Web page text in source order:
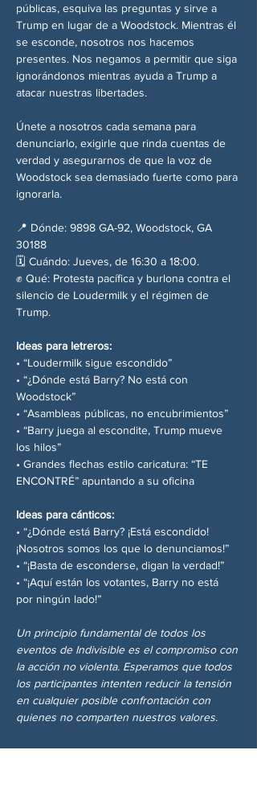
públicas, esquiva las preguntas y sirve a
Trump en lugar de a Woodstock. Mientras él
se esconde, nosotros nos hacemos
presentes. Nos negamos a permitir que siga
ignorándonos mientras ayuda a Trump a
atacar nuestras libertades.
Únete a nosotros cada semana para
denunciarlo, exigirle que rinda cuentas de
verdad y asegurarnos de que la voz de
Woodstock sea demasiado fuerte como para
ignorarla.
📍 Dónde: 9898 GA-92, Woodstock, GA
30188
🗓️ Cuándo: Jueves, de 16:30 a 18:00.
✊ Qué: Protesta pacífica y burlona contra el
silencio de Loudermilk y el régimen de
Trump.
Ideas para letreros:
• “Loudermilk sigue escondido”
• “¿Dónde está Barry? No está con
Woodstock”
• “Asambleas públicas, no encubrimientos”
• “Barry juega al escondite, Trump mueve
los hilos”
• Grandes flechas estilo caricatura: “TE
ENCONTRÉ” apuntando a su oficina
Ideas para cánticos:
• “¿Dónde está Barry? ¡Está escondido!
¡Nosotros somos los que lo denunciamos!”
• “¡Basta de esconderse, digan la verdad!”
• “¡Aquí están los votantes, Barry no está
por ningún lado!”
Un principio fundamental de todos los
eventos de Indivisible es el compromiso con
la acción no violenta. Esperamos que todos
los participantes intenten reducir la tensión
en cualquier posible confrontación con
quienes no comparten nuestros valores.